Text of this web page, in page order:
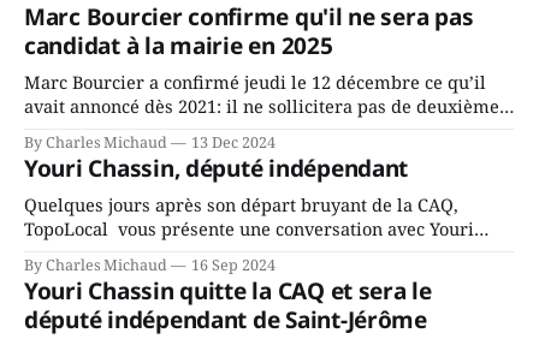
Marc Bourcier confirme qu'il ne sera pas
candidat à la mairie en 2025
Marc Bourcier a confirmé jeudi le 12 décembre ce qu’il
avait annoncé dès 2021: il ne sollicitera pas de deuxième
mandat à titre de maire de Saint-Jérôme. Bourcier en a
fait l’annonce en s’adressant aux employés de la ville,
rassemblés en soirée pour leur traditionnel souper
By Charles Michaud 13 Dec 2024
Youri Chassin, député indépendant
Quelques jours après son départ bruyant de la CAQ,
TopoLocal vous présente une conversation avec Youri
Chassin. Nous avons causé de sa décision. Y songeait-il
depuis longtemps? Sera-t-il candidat indépendant dans 2
ans? Joindrait-il un autre parti, par exemple les
conservateurs d’Éric Duhaime? Que lui
By Charles Michaud 16 Sep 2024
Youri Chassin quitte la CAQ et sera le
député indépendant de Saint-Jérôme